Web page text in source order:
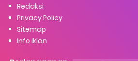
Redaksi
Privacy Policy
Sitemap
Info iklan